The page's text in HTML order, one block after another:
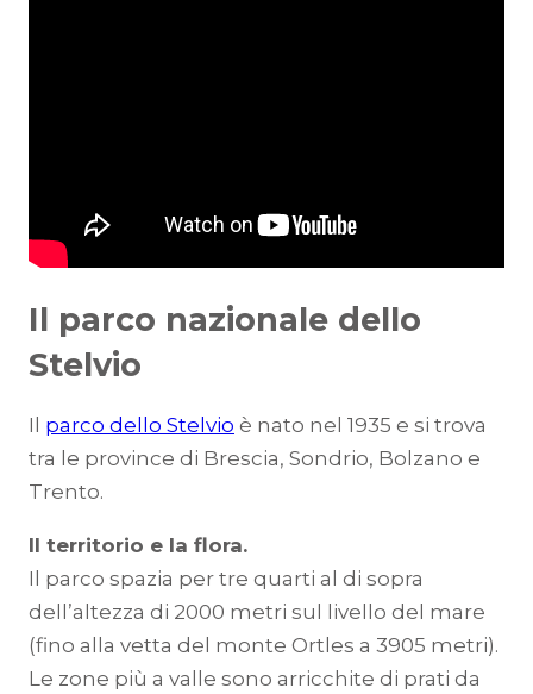
Il parco nazionale dello
Stelvio
Il parco dello Stelvio è nato nel 1935 e si trova
tra le province di Brescia, Sondrio, Bolzano e
Trento.
Il territorio e la flora.
Il parco spazia per tre quarti al di sopra
dell’altezza di 2000 metri sul livello del mare
(fino alla vetta del monte Ortles a 3905 metri).
Le zone più a valle sono arricchite di prati da